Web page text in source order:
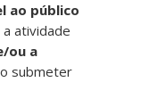
ao público
atividade
ou a
submeter